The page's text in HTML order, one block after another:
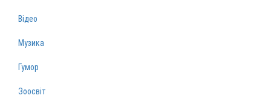
Відео
Музика
Гумор
Зоосвіт